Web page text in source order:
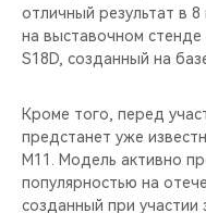
отличный результат в
на выставочном стенде
S18D, созданный на
Кроме того, перед
предстанет уже
М11. Модель активно
популярностью на
созданный при участии